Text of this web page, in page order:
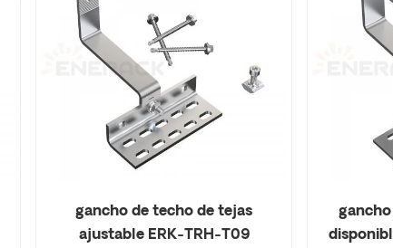
opciones a los clientes. personalizados
según las necesidades del cliente para
cumplir con los requisitos especiales de
instalación.
opciones
según las
cumplir
gancho de techo de tejas
ajustable ERK-TRH-T09